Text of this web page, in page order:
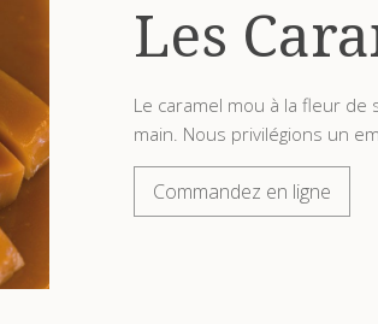
Les
Le caramel mou à la fleur
main. Nous privilégions un
Commandez en ligne